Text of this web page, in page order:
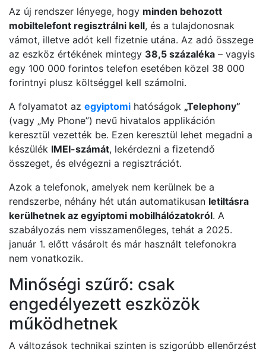
Az új rendszer lényege, hogy minden behozott
mobiltelefont regisztrálni kell, és a tulajdonosnak
vámot, illetve adót kell fizetnie utána. Az adó összege
az eszköz értékének mintegy 38,5 százaléka – vagyis
egy 100 000 forintos telefon esetében közel 38 000
forintnyi plusz költséggel kell számolni.
A folyamatot az egyiptomi hatóságok „Telephony”
(vagy „My Phone”) nevű hivatalos applikáción
keresztül vezették be. Ezen keresztül lehet megadni a
készülék IMEI-számát, lekérdezni a fizetendő
összeget, és elvégezni a regisztrációt.
Azok a telefonok, amelyek nem kerülnek be a
rendszerbe, néhány hét után automatikusan letiltásra
kerülhetnek az egyiptomi mobilhálózatokról. A
szabályozás nem visszamenőleges, tehát a 2025.
január 1. előtt vásárolt és már használt telefonokra
nem vonatkozik.
Minőségi szűrő: csak
engedélyezett eszközök
működhetnek
A változások technikai szinten is szigorúbb ellenőrzést